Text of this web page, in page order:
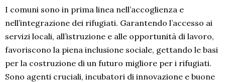
I comuni sono in prima linea nell’accoglienza e
nell’integrazione dei rifugiati. Garantendo l’accesso ai
servizi locali, all’istruzione e alle opportunità di lavoro,
favoriscono la piena inclusione sociale, gettando le basi
per la costruzione di un futuro migliore per i rifugiati.
Sono agenti cruciali, incubatori di innovazione e buone